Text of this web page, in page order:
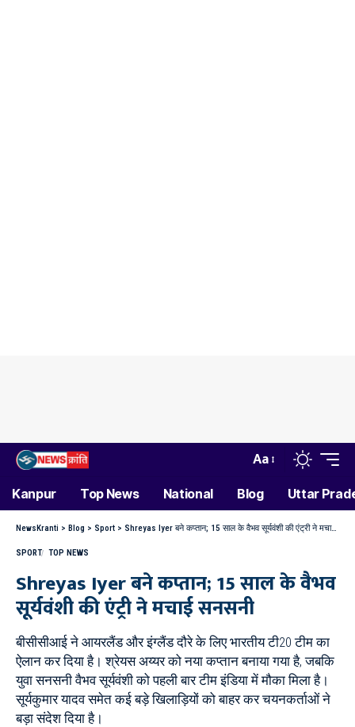
Aa
Kanpur Top News National Blog Uttar
NewsKranti > Blog > Sport > Shreyas Iyer बने कप्तान; 15 साल के वैभव सूर्यवंशी की एंट्री ने मचाई सनसनी
SPORT TOP NEWS
Shreyas Iyer बने कप्तान; 15 साल के वैभव
सूर्यवंशी की एंट्री ने मचाई सनसनी
बीसीसीआई ने आयरलैंड और इंग्लैंड दौरे के लिए भारतीय टी20 टीम का
ऐलान कर दिया है। श्रेयस अय्यर को नया कप्तान बनाया गया है, जबकि
युवा सनसनी वैभव सूर्यवंशी को पहली बार टीम इंडिया में मौका मिला है।
सूर्यकुमार यादव समेत कई बड़े खिलाड़ियों को बाहर कर चयनकर्ताओं ने
बड़ा संदेश दिया है।